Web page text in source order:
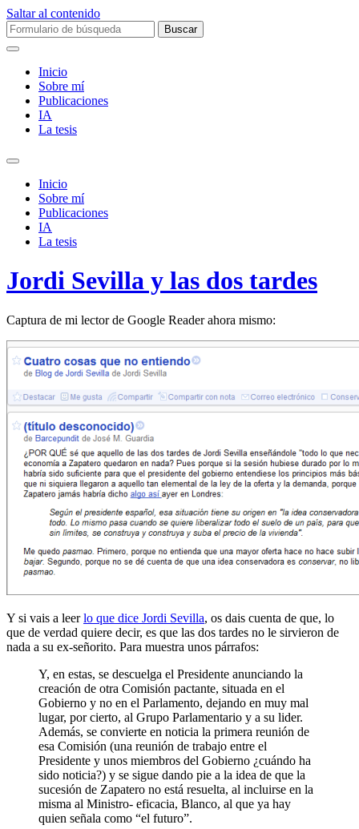
Saltar al contenido
Buscar:
Inicio
Sobre mí­
Publicaciones
IA
La tesis
Alternar
campo
búsqueda
Inicio
Sobre mí­
Publicaciones
IA
La tesis
Jordi Sevilla y las dos tardes
Captura de mi lector de Google Reader ahora mismo:
Y si vais a leerlo que dice Jordi Sevilla, os dais cuenta de que, lo
que de verdad quiere decir, es que las dos tardes no le sirvieron de
nada a su ex-señorito. Para muestra unos párrafos:
Y, en estas, se descuelga el Presidente anunciando la
creación de otra Comisión pactante, situada en el
Gobierno y no en el Parlamento, dejando en muy mal
lugar, por cierto, al Grupo Parlamentario y a su lider.
Además, se convierte en noticia la primera reunión de
esa Comisión (una reunión de trabajo entre el
Presidente y unos miembros del Gobierno ¿cuándo ha
sido noticia?) y se sigue dando pie a la idea de que la
sucesión de Zapatero no está resuelta, al incluirse en la
misma al Ministro- eficacia, Blanco, al que ya hay
quien señala como “el futuro”.